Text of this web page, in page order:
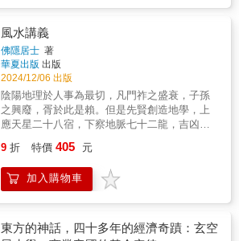
這種智慧的積累便是風水學的萌芽。傳至現
代，偽術橫流，部分不學無術的江湖人，把風
水術吹得神乎其神：風水師可以扭轉乾坤、可
以奪天地之造化、可以令人起死回生、可以扭
轉國運……讓人感到風水神秘莫測，導人走入
迷信之途。其實風水是一門很平實的環境學，
風水學的意義就是幫助人們避禍求福，簡單、
務實、靈驗，既不高深，也不神秘，更不是迷
信。《太極風水》就是這樣的一部寶典，現僅
流行於世。現正值九運來臨，五術即將風行天
下之際，半桶水編輯這本《太極風水》，旨在
正本清源，弘揚中華民族優秀文化，使這一從
力人們走向平安幸福。
風水講義
佛隱居士 著
華夏出版 出版
2024/12/06 出版
陰陽地理於人事為最切，凡門祚之盛衰，子孫
之興廢，胥於此是賴。但是先賢創造地學，上
應天星二十八宿，下察地脈七十二龍，吉凶藏
見寡聞者道也。作者自言：余實悲憫世人之陰
受其禍，不忍坐視，爰特博采群言，甄經毖
緯，辭句冗長者刪之，語意深晦者釋之，闡發
資實用，與坊間刊行之地理書截然不同，世之
9 折 特價 405 元
加入購物車
東方的神話，四十多年的經濟奇蹟：玄空